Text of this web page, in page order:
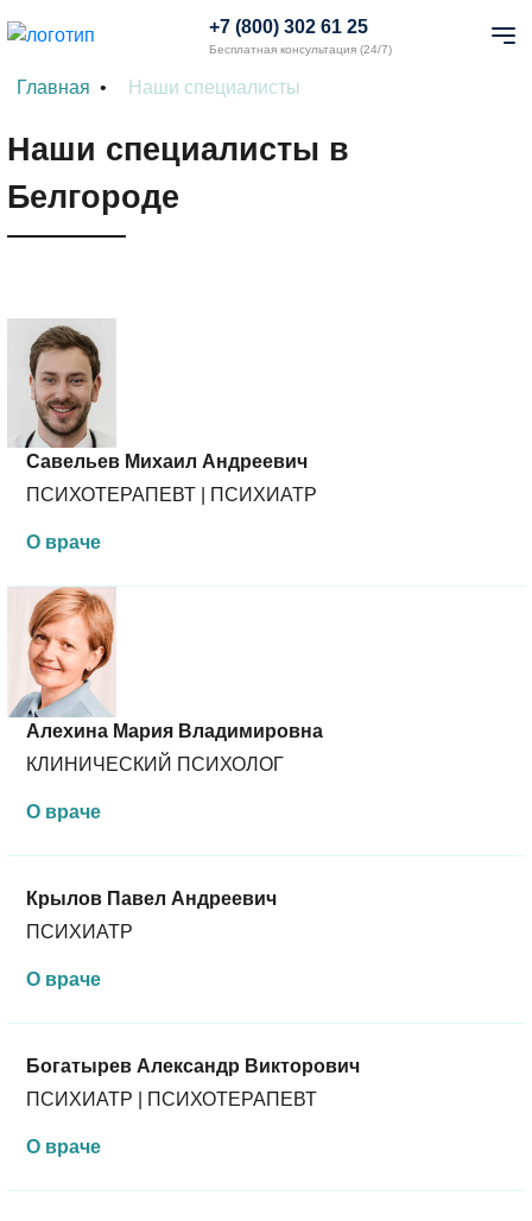
+7 (800) 302 61 25
Бесплатная консультация (24/7)
Главная Наши специалисты
Наши специалисты в
Белгороде
Савельев Михаил Андреевич
ПСИХОТЕРАПЕВТ | ПСИХИАТР
О враче
Алехина Мария Владимировна
КЛИНИЧЕСКИЙ ПСИХОЛОГ
О враче
Крылов Павел Андреевич
ПСИХИАТР
О враче
Богатырев Александр Викторович
ПСИХИАТР | ПСИХОТЕРАПЕВТ
О враче